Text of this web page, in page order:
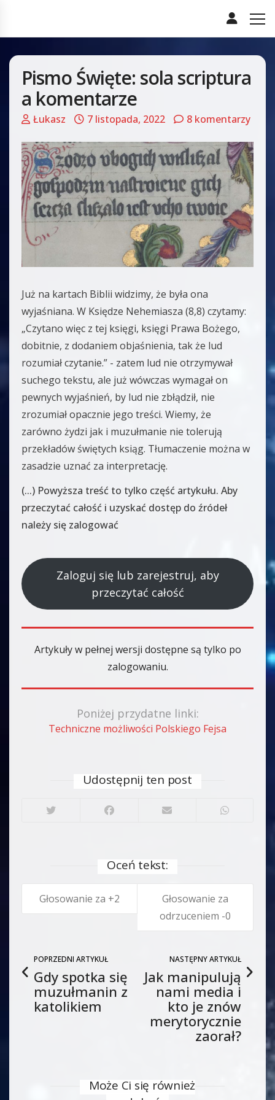
Pismo Święte: sola scriptura
a komentarze
Łukasz 7 listopada, 2022 8 komentarzy
Już na kartach Biblii widzimy, że była ona
wyjaśniana. W Księdze Nehemiasza (8,8) czytamy:
„Czytano więc z tej księgi, księgi Prawa Bożego,
dobitnie, z dodaniem objaśnienia, tak że lud
rozumiał czytanie.” - zatem lud nie otrzymywał
suchego tekstu, ale już wówczas wymagał on
pewnych wyjaśnień, by lud nie zbłądził, nie
zrozumiał opacznie jego treści. Wiemy, że
zarówno żydzi jak i muzułmanie nie tolerują
przekładów świętych ksiąg. Tłumaczenie można w
zasadzie uznać za interpretację.
(...) Powyższa treść to tylko część artykułu. Aby
przeczytać całość i uzyskać dostęp do źródeł
należy się zalogować
Zaloguj się lub zarejestruj, aby
przeczytać całość
Artykuły w pełnej wersji dostępne są tylko po
zalogowaniu.
Poniżej przydatne linki:
Techniczne możliwości Polskiego Fejsa
Udostępnij ten post
Oceń tekst:
2
0
POPRZEDNI ARTYKUŁ
Gdy spotka się
muzułmanin z
katolikiem
NASTĘPNY ARTYKUŁ
Jak manipulują
nami media i
kto je znów
merytorycznie
zaorał?
Może Ci się również